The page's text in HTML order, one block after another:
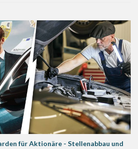
für Aktionäre - Stellenabbau und